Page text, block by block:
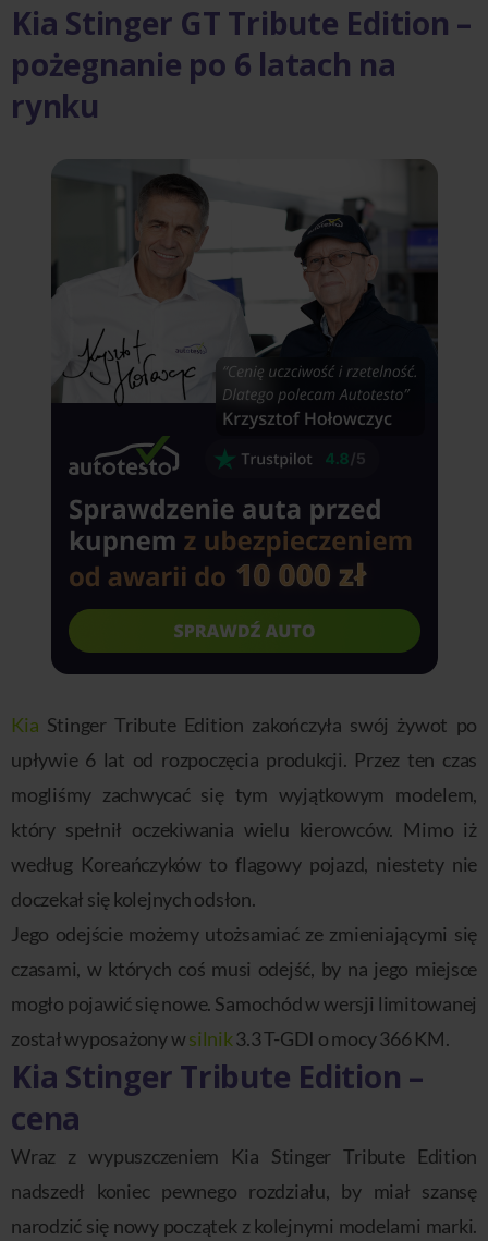
Kia Stinger GT Tribute Edition –
pożegnanie po 6 latach na
rynku
Kia Stinger Tribute Edition zakończyła swój żywot po
upływie 6 lat od rozpoczęcia produkcji. Przez ten czas
mogliśmy zachwycać się tym wyjątkowym modelem,
który spełnił oczekiwania wielu kierowców. Mimo iż
według Koreańczyków to flagowy pojazd, niestety nie
doczekał się kolejnych odsłon.
Jego odejście możemy utożsamiać ze zmieniającymi się
czasami, w których coś musi odejść, by na jego miejsce
mogło pojawić się nowe. Samochód w wersji limitowanej
został wyposażony wsilnik3.3 T-GDI o mocy 366 KM.
Kia Stinger Tribute Edition –
cena
Wraz z wypuszczeniem Kia Stinger Tribute Edition
nadszedł koniec pewnego rozdziału, by miał szansę
narodzić się nowy początek z kolejnymi modelami marki.